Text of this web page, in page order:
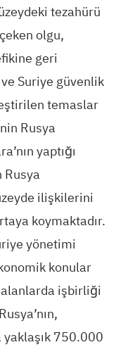
tezahürü
olgu,
geri
Suriye güvenlik
temaslar
Rusya
yaptığı
Rusya
ilişkilerini
koymaktadır.
yönetimi
konular
işbirliği
yaklaşık 750.000